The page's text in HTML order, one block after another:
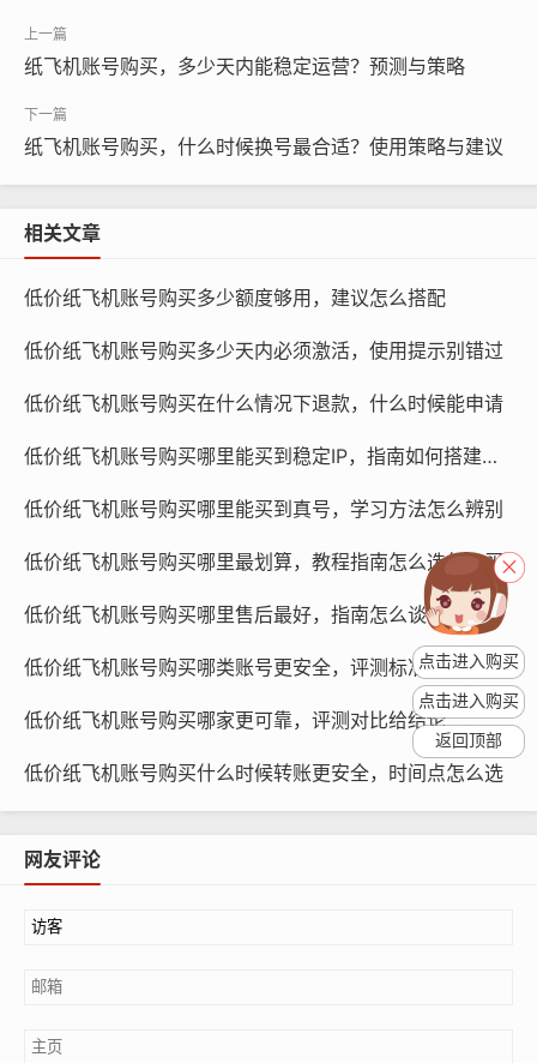
纸飞机账号购买, 在线购买tg账号, 电报聊天账号购买,wdd
账号功能相对简单,适合处理日常的客户咨询和沟通。
账号费用较高,适合企业级客服团队。
账号功能丰富,支持多客服协作、客户分组、智能回复等功
能。
账号可随时升级为专业版账号,满足企业更高层次的需求。
专业版账号适合大型企业或拥有大量客服团队的企业使用,
具有以下特点：
纸飞机账号购买，多少天内能稳定运营？预测与策略
纸飞机账号购买，什么时候换号最合适？使用策略与建议
相关文章
低价纸飞机账号购买多少额度够用，建议怎么搭配
低价纸飞机账号购买多少天内必须激活，使用提示别错过
低价纸飞机账号购买在什么情况下退款，什么时候能申请
低价纸飞机账号购买哪里能买到稳定IP，指南如何搭建环境
低价纸飞机账号购买哪里能买到真号，学习方法怎么辨别
低价纸飞机账号购买哪里最划算，教程指南怎么选怎么买
低价纸飞机账号购买哪里售后最好，指南怎么谈售后
低价纸飞机账号购买哪类账号更安全，评测标准是什么
低价纸飞机账号购买哪家更可靠，评测对比给结论
低价纸飞机账号购买什么时候转账更安全，时间点怎么选
网友评论
点击进入购买
点击进入购买
返回顶部